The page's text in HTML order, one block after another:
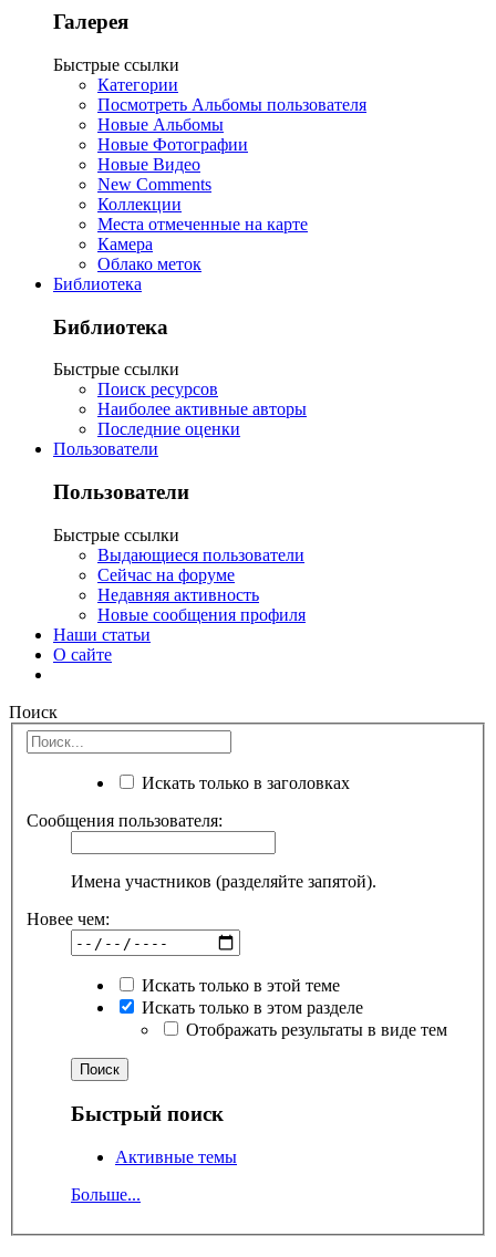
Галерея
Быстрые ссылки
Категории
Посмотреть Альбомы пользователя
Новые Альбомы
Новые Фотографии
Новые Видео
New Comments
Коллекции
Места отмеченные на карте
Камера
Облако меток
Библиотека
Библиотека
Быстрые ссылки
Поиск ресурсов
Наиболее активные авторы
Последние оценки
Пользователи
Пользователи
Быстрые ссылки
Выдающиеся пользователи
Сейчас на форуме
Недавняя активность
Новые сообщения профиля
Наши статьи
О сайте
Поиск
Искать только в заголовках
Сообщения пользователя:
Имена участников (разделяйте запятой).
Новее чем:
Искать только в этой теме
Искать только в этом разделе
Отображать результаты в виде тем
Быстрый поиск
Активные темы
Больше...